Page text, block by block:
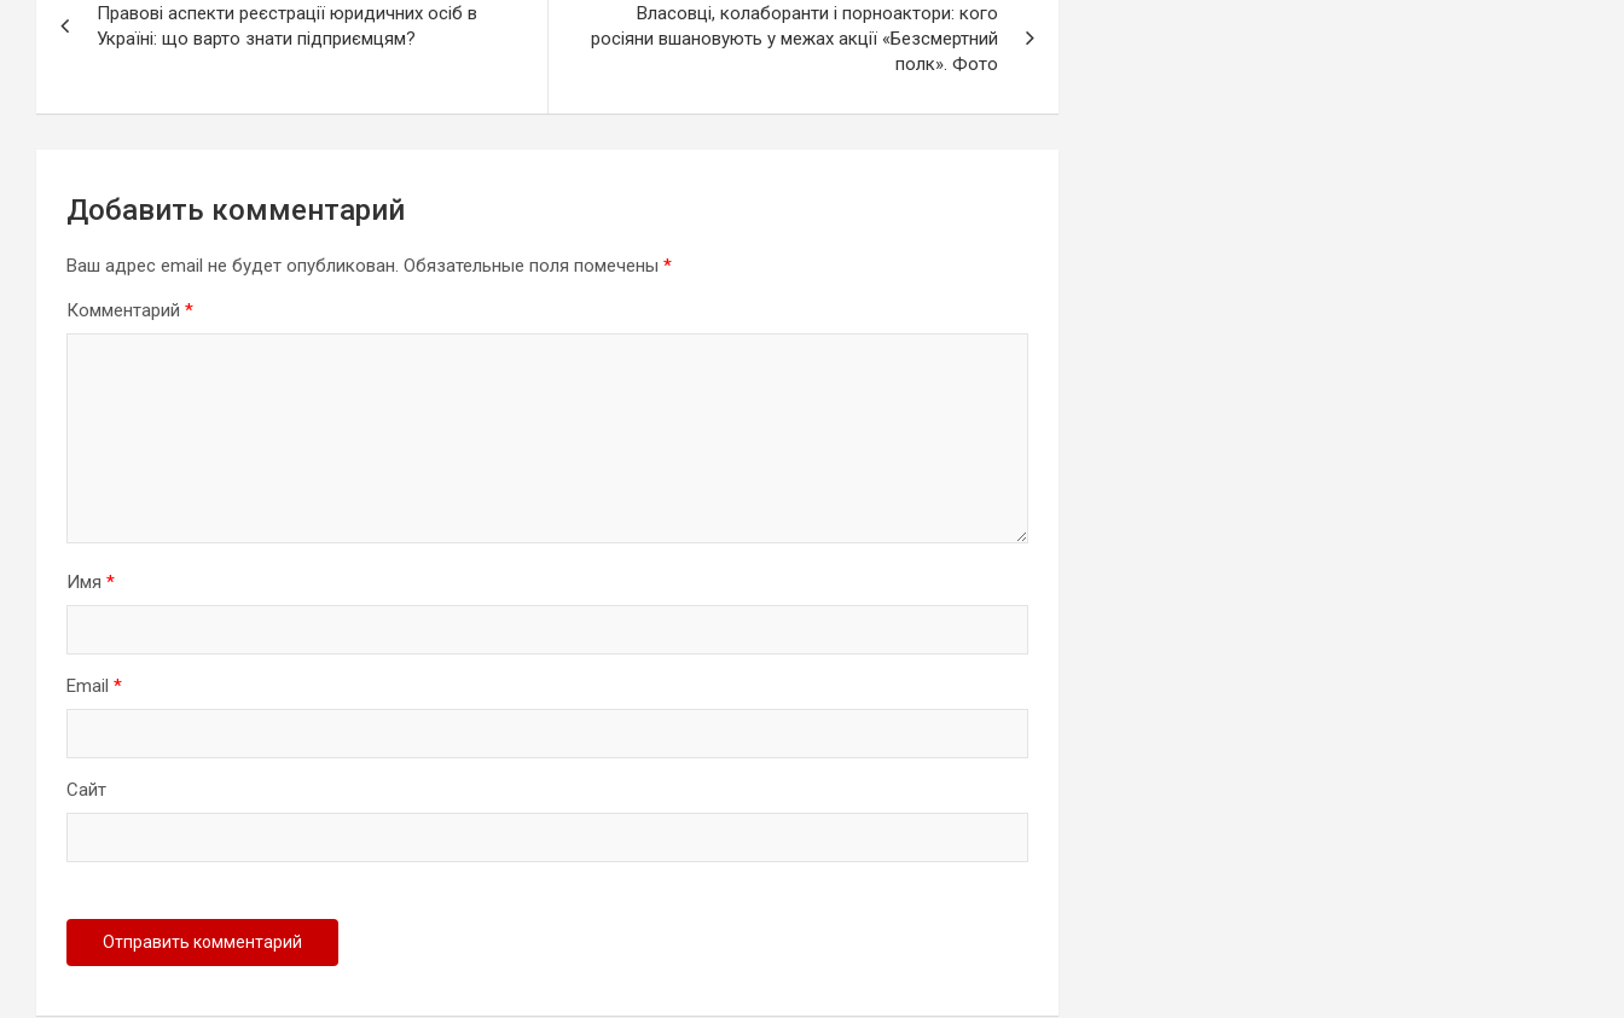
по
Правові аспекти реєстрації юридичних осіб в
Україні: що варто знати підприємцям?
Власовці, колаборанти і порноактори: кого
росіяни вшановують у межах акції «Безсмертний
полк». Фото
Добавить комментарий
Ваш адрес email не будет опубликован. Обязательные поля помечены *
Комментарий *
Имя *
Email *
Сайт